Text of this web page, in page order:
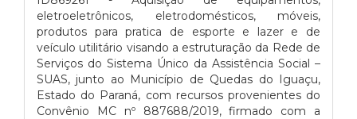
eletroeletrônicos, eletrodomésticos, móveis,
produtos para pratica de esporte e lazer e de
veículo utilitário visando a estruturação da Rede de
Serviços do Sistema Único da Assistência Social –
SUAS, junto ao Município de Quedas do Iguaçu,
Estado do Paraná, com recursos provenientes do
Convênio MC nº 887688/2019, firmado com a